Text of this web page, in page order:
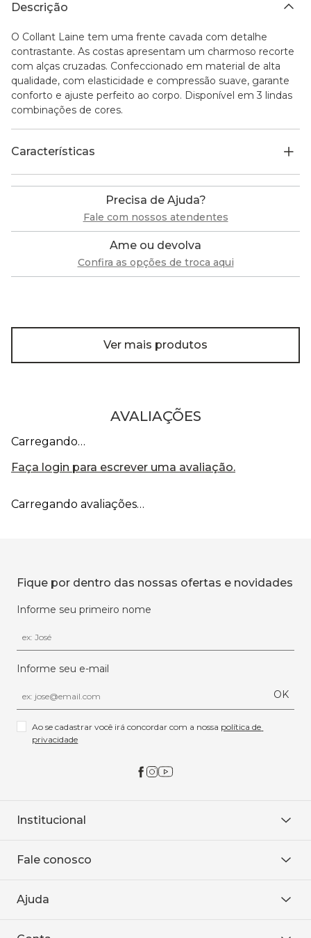
Descrição
O Collant Laine tem uma frente cavada com detalhe
contrastante. As costas apresentam um charmoso recorte
com alças cruzadas. Confeccionado em material de alta
qualidade, com elasticidade e compressão suave, garante
conforto e ajuste perfeito ao corpo. Disponível em 3 lindas
combinações de cores.
Características
Precisa de Ajuda?
Fale com nossos atendentes
Ame ou devolva
Confira as opções de troca aqui
Ver mais produtos
AVALIAÇÕES
Carregando…
Faça login para escrever uma avaliação.
Carregando avaliações…
Fique por dentro das nossas ofertas e novidades
Informe seu primeiro nome
Informe seu e-mail
OK
Ao se cadastrar você irá concordar com a nossa política de
privacidade
Institucional
Onde encontrar
Baixe o APP
Fale conosco
WhatsApp
Ajuda